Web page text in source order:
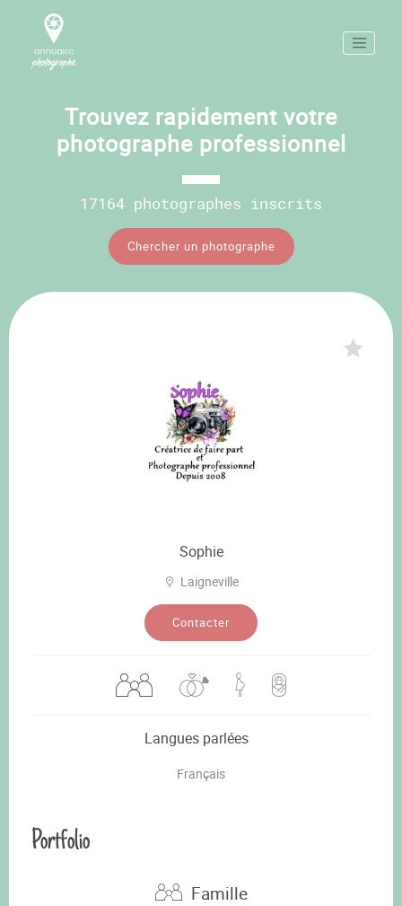
Trouvez rapidement votre
photographe professionnel
17164 photographes inscrits
Chercher un photographe
Sophie
Laigneville
Contacter
Langues parlées
Français
Portfolio
Famille